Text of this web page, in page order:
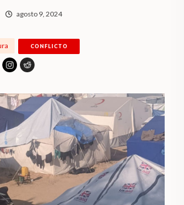
agosto 9, 2024
CONFLICTO